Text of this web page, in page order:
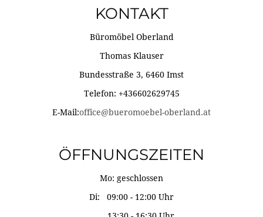
KONTAKT
Büromöbel Oberland
Thomas Klauser
Bundesstraße 3, 6460 Imst
Telefon: +436602629745
E-Mail:office@bueromoebel-oberland.at
ÖFFNUNGSZEITEN
Mo: geschlossen
Di: 09:00 - 12:00 Uhr